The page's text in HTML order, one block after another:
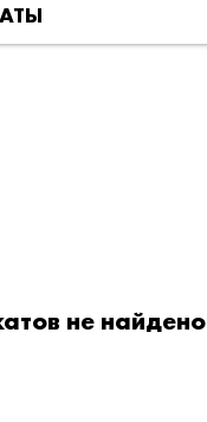
не найдено